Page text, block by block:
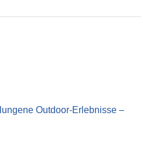
Outdoor-Erlebnisse –